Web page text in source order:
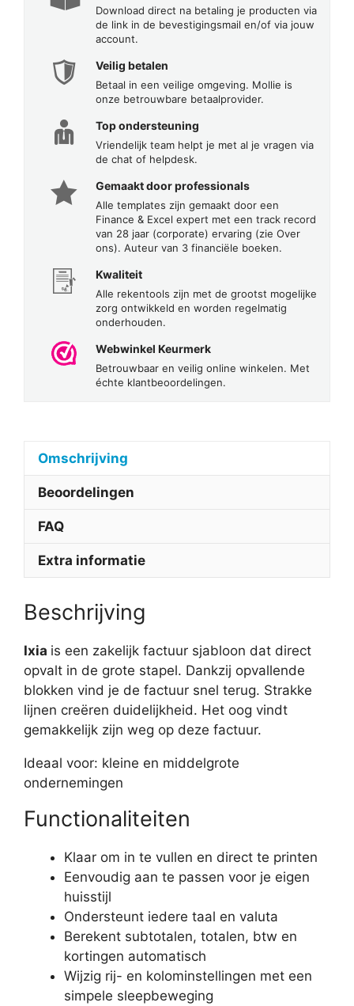
Download direct na betaling je producten via
de link in de bevestigingsmail en/of via jouw
account.
Veilig betalen
Betaal in een veilige omgeving. Mollie is
onze betrouwbare betaalprovider.
Top ondersteuning
Vriendelijk team helpt je met al je vragen via
de chat of helpdesk.
Gemaakt door professionals
Alle templates zijn gemaakt door een
Finance & Excel expert met een track record
van 28 jaar (corporate) ervaring (zie Over
ons). Auteur van 3 financiële boeken.
Kwaliteit
Alle rekentools zijn met de grootst mogelijke
zorg ontwikkeld en worden regelmatig
onderhouden.
Webwinkel Keurmerk
Betrouwbaar en veilig online winkelen. Met
échte klantbeoordelingen.
Omschrijving
Beoordelingen
FAQ
Extra informatie
Beschrijving
Ixia is een zakelijk factuur sjabloon dat direct
opvalt in de grote stapel. Dankzij opvallende
blokken vind je de factuur snel terug. Strakke
lijnen creëren duidelijkheid. Het oog vindt
gemakkelijk zijn weg op deze factuur.
Ideaal voor: kleine en middelgrote
ondernemingen
Functionaliteiten
Klaar om in te vullen en direct te printen
Eenvoudig aan te passen voor je eigen
huisstijl
Ondersteunt iedere taal en valuta
Berekent subtotalen, totalen, btw en
kortingen automatisch
Wijzig rij- en kolominstellingen met een
simpele sleepbeweging